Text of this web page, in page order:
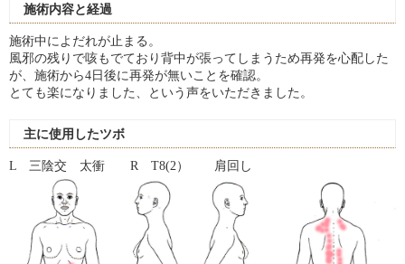
施術内容と経過
施術中によだれが止まる。
風邪の残りで咳もでており背中が張ってしまうため再発を心配した
が、施術から4日後に再発が無いことを確認。
とても楽になりました、という声をいただきました。
主に使用したツボ
L 三陰交 太衝 R T8(2） 肩回し